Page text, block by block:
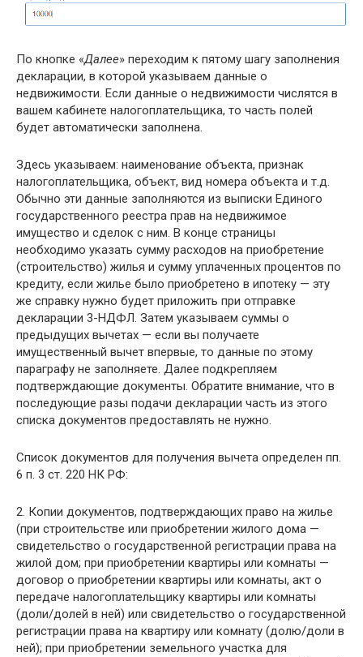
По кнопке «Далее» переходим к пятому шагу заполнения
декларации, в которой указываем данные о
недвижимости. Если данные о недвижимости числятся в
вашем кабинете налогоплательщика, то часть полей
будет автоматически заполнена.
Здесь указываем: наименование объекта, признак
налогоплательщика, объект, вид номера объекта и т.д.
Обычно эти данные заполняются из выписки Единого
государственного реестра прав на недвижимое
имущество и сделок с ним. В конце страницы
необходимо указать сумму расходов на приобретение
(строительство) жилья и сумму уплаченных процентов по
кредиту, если жилье было приобретено в ипотеку — эту
же справку нужно будет приложить при отправке
декларации 3-НДФЛ. Затем указываем суммы о
предыдущих вычетах — если вы получаете
имущественный вычет впервые, то данные по этому
параграфу не заполняете. Далее подкрепляем
подтверждающие документы. Обратите внимание, что в
последующие разы подачи декларации часть из этого
списка документов предоставлять не нужно.
Список документов для получения вычета определен пп.
6 п. 3 ст. 220 НК РФ:
2. Копии документов, подтверждающих право на жилье
(при строительстве или приобретении жилого дома —
свидетельство о государственной регистрации права на
жилой дом; при приобретении квартиры или комнаты —
договор о приобретении квартиры или комнаты, акт о
передаче налогоплательщику квартиры или комнаты
(доли/долей в ней) или свидетельство о государственной
регистрации права на квартиру или комнату (долю/доли в
ней); при приобретении земельного участка для